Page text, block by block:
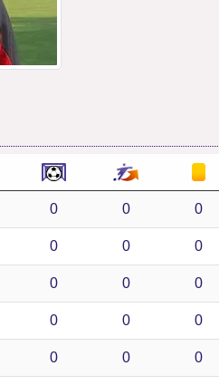
0 0 0
0 0 0
0 0 0
0 0 0
0 0 0